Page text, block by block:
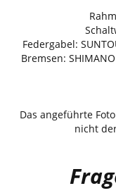
Federgabel:
Bremsen:
Das angeführte
nicht